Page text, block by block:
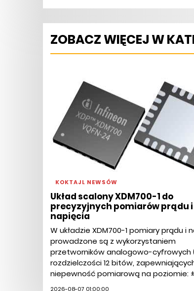
ZOBACZ WIĘCEJ W
KOKTAJL NEWSÓW
Układ scalony XDM700-1 do
precyzyjnych pomiarów prądu i
napięcia
W układzie XDM700-1 pomiary prądu i
prowadzone są z wykorzystaniem
przetworników analogowo-cyfrowych
rozdzielczości 12 bitów,
niepewność pomiarową na poziomie:
2026-08-07 01:00:00